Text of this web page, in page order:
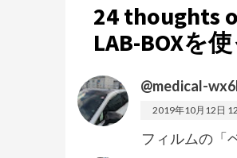
24 thoughts
LAB-BOXを
@medical-
2019年10月12日
フィルムの「